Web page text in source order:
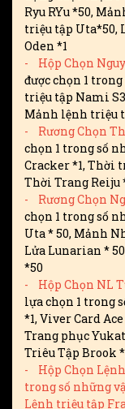
Ryu RYu *50,
triệu tập Uta*50,
Oden *1
- Hộp Chọn
được chọn 1
triệu tập Nami
Mảnh lệnh triệu
- Rương Chọn
chọn 1 trong số
Cracker *1, Thời
Thời Trang Reiju
- Rương Chọn
chọn 1 trong số
Uta * 50, Mảnh
Lửa Lunarian *
*50
- Hộp Chọn NL
lựa chọn 1 trong
*1, Viver Card
Trang phục
Triêu Tập Brook
- Hộp Chọn Lệnh
trong số những
Lệnh triệu tập